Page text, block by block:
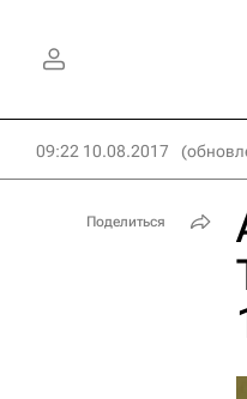
09:22 10.08.2017
Поделиться